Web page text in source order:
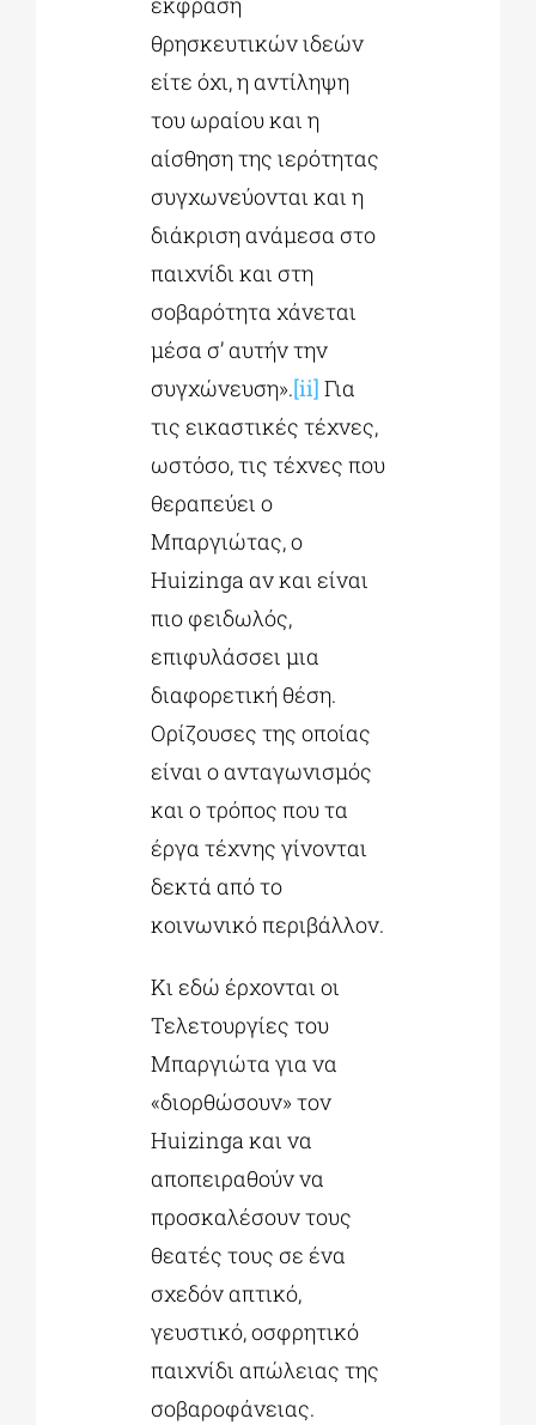
θρησκευτικών ιδεών
είτε όχι, η αντίληψη
του ωραίου και η
αίσθηση της ιερότητας
συγχωνεύονται και η
διάκριση ανάμεσα στο
παιχνίδι και στη
σοβαρότητα χάνεται
μέσα σ’ αυτήν την
συγχώνευση».[ii] Για
τις εικαστικές τέχνες,
ωστόσο, τις τέχνες που
θεραπεύει ο
Μπαργιώτας, ο
Huizinga αν και είναι
πιο φειδωλός,
επιφυλάσσει μια
διαφορετική θέση.
Ορίζουσες της οποίας
είναι ο ανταγωνισμός
και ο τρόπος που τα
έργα τέχνης γίνονται
δεκτά από το
κοινωνικό περιβάλλον.
Κι εδώ έρχονται οι
Τελετουργίες του
Μπαργιώτα για να
«διορθώσουν» τον
Huizinga και να
αποπειραθούν να
προσκαλέσουν τους
θεατές τους σε ένα
σχεδόν απτικό,
γευστικό, οσφρητικό
παιχνίδι απώλειας της
σοβαροφάνειας.